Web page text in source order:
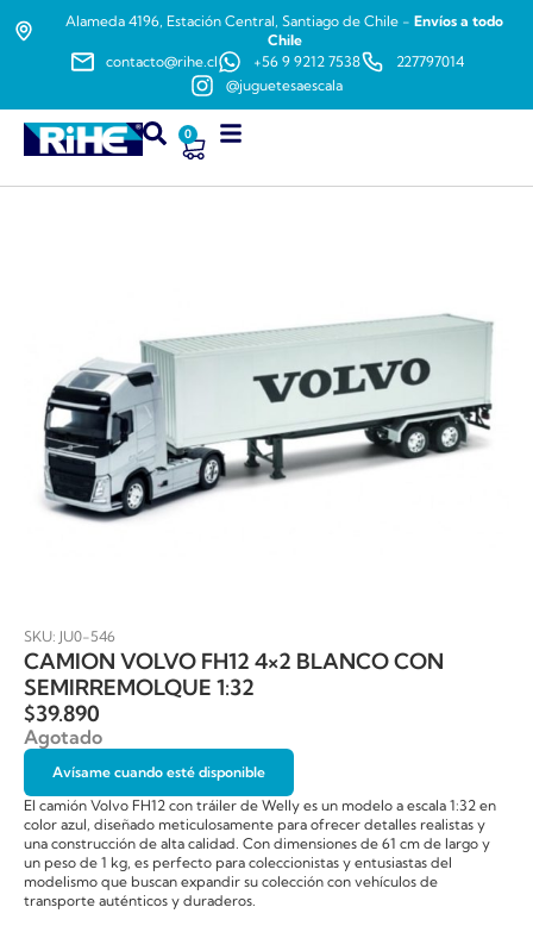
Alameda 4196, Estación Central, Santiago de Chile - Envíos a todo
Chile
contacto@rihe.cl
+56 9 9212 7538
227797014
@juguetesaescala
0
SKU: JU0-546
CAMION VOLVO FH12 4×2 BLANCO CON
SEMIRREMOLQUE 1:32
$39.890
Agotado
Avísame cuando esté disponible
El camión Volvo FH12 con tráiler de Welly es un modelo a escala 1:32 en
color azul, diseñado meticulosamente para ofrecer detalles realistas y
una construcción de alta calidad. Con dimensiones de 61 cm de largo y
un peso de 1 kg, es perfecto para coleccionistas y entusiastas del
modelismo que buscan expandir su colección con vehículos de
transporte auténticos y duraderos.